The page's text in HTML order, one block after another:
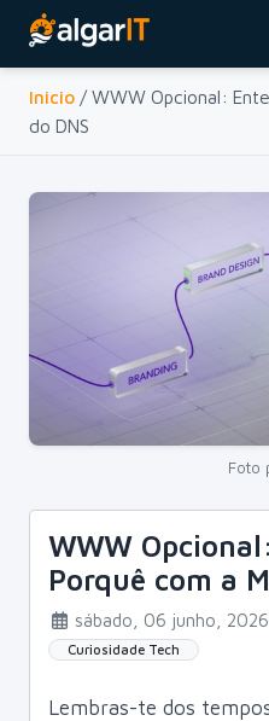
Inicio / WWW Opcional:
do DNS
Foto
WWW
Porquê com a
sábado, 06 junho, 2026
Curiosidade Tech
Lembras-te dos